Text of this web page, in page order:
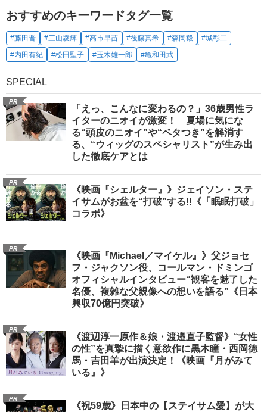
おすすめのキーワードタグ一覧
#藤田晋 #三山凌輝 #高市早苗 #後藤真希 #森岡毅
#城彰二
#内田有紀
#松田聖子 #玉木雄一郎 #亀和田武
SPECIAL
PR
「えっ、こんなに変わるの？」36歳男性ラ
イターのニオイが激変！ 夏場に気にな
る“頭皮のニオイ”や“ベタつき”を解消す
る、“ウィッグのスペシャリスト”が生み出
した徹底ケアとは
PR
《映画『シェルター』》ジェイソン・ステ
イサムがお盆を“打破”する!!《「眠眠打破」
コラボ》
PR
《映画『Michael／マイケル』》父ジョセ
フ・ジャクソン役、コールマン・ドミンゴ
オフィシャルインタビュー“観客を魅了した
名優、複雑な父親像への想いを語る”《日本
興収70億円突破》
PR
《渡辺淳一原作＆娘・渡邉直子監督》“女性
の性”を真摯に描く意欲作に黒木瞳・西岡德
馬・吉田羊が出演決定！《映画『月がみて
いる』》
PR
《祝59歳》日本中の【ステイサム愛】が大